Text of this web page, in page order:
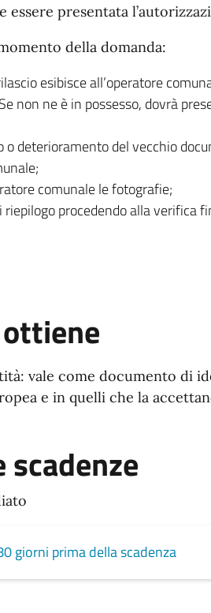
essere presentata
della domanda:
esibisce all’operatore
non ne è in possesso, dovrà
o deterioramento del vecchio
comunale le fotografie;
procedendo alla verifica
vale come documento di
e in quelli che la
scadenze
giorni prima della scadenza